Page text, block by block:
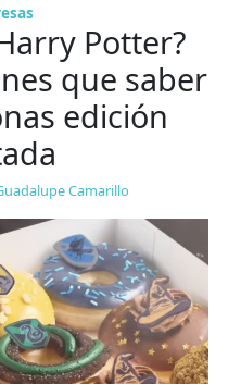
Potter?
que saber
edición
Camarillo